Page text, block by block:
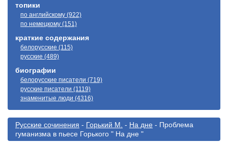
топики
по английскому (922)
по немецкому (151)
краткие содержания
белорусские (115)
русские (489)
биографии
белорусские писатели (719)
русские писатели (1119)
знаменитые люди (4316)
Русские сочинения - Горький М. - На дне - Проблема
гуманизма в пьесе Горького " На дне "